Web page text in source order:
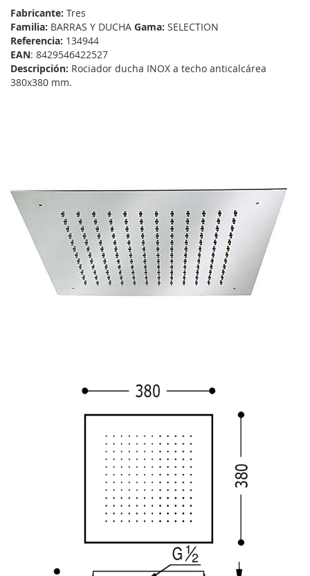
Fabricante: Tres
Familia: BARRAS Y DUCHA Gama: SELECTION
Referencia: 134944
EAN: 8429546422527
Descripción: Rociador ducha INOX a techo anticalcárea
380x380 mm.